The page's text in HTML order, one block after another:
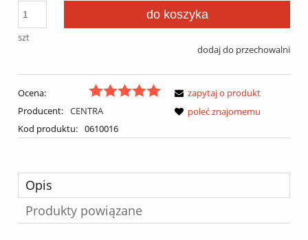
szt
do koszyka
dodaj do przechowalni
Ocena:
Producent: CENTRA
Kod produktu: 0610016
zapytaj o produkt
poleć znajomemu
Opis
Produkty powiązane